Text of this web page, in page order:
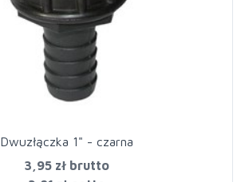
Dwuzłączka 1" - czarna
3,95 złbrutto